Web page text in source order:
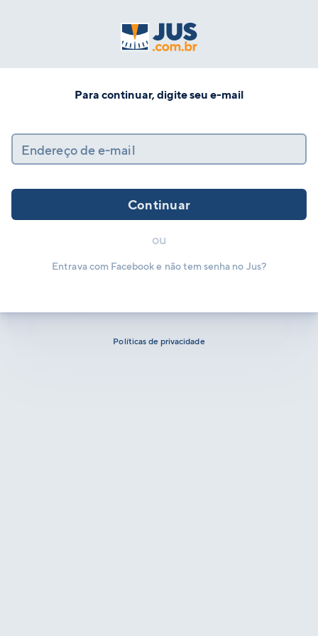
Para continuar, digite seu e-mail
Endereço de e-mail
Continuar
ou
Entrava com Facebook e não tem senha no Jus?
Políticas de privacidade